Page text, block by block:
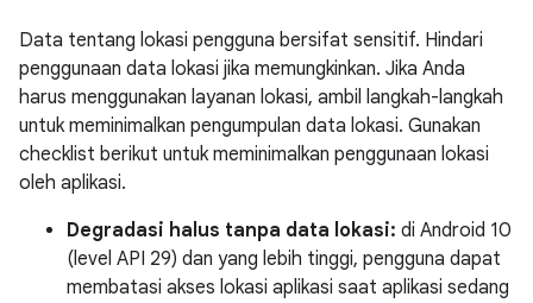
Data tentang lokasi pengguna bersifat sensitif. Hindari
penggunaan data lokasi jika memungkinkan. Jika Anda
harus menggunakan layanan lokasi, ambil langkah-langkah
untuk meminimalkan pengumpulan data lokasi. Gunakan
checklist berikut untuk meminimalkan penggunaan lokasi
oleh aplikasi.
Degradasi halus tanpa data lokasi: di Android 10
(level API 29) dan yang lebih tinggi, pengguna dapat
membatasi akses lokasi aplikasi saat aplikasi sedang